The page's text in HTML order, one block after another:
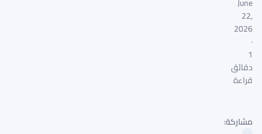
22,
2026
·
1
دقائق
قراءة
مشاركة: